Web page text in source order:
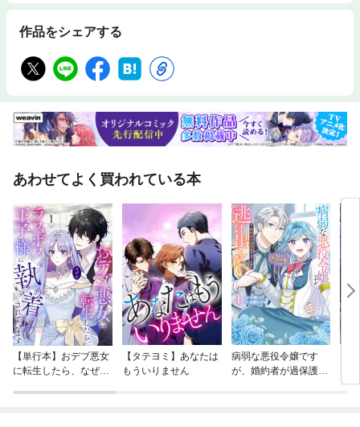
電力、ファッション、テクノロジー、物流、金融、食料、建設……。あら
「環境をどうビジネスに組み込むか」という競争に変わっているという事
実だ。 環境問題に関心がある人だけの本ではない。むしろ、・企業で意思
残されるか。日常の選択から世界経済の構造までが一気につながる、いま
読むべきグリーンエコノミー入門。
作品をシェアする
あわせてよく買われている本
【単行本】おデブ悪女
に転生したら、なぜか
【タテヨミ】あなたは
もういりません
病弱な悪役令嬢です
が、婚約者が過保護す